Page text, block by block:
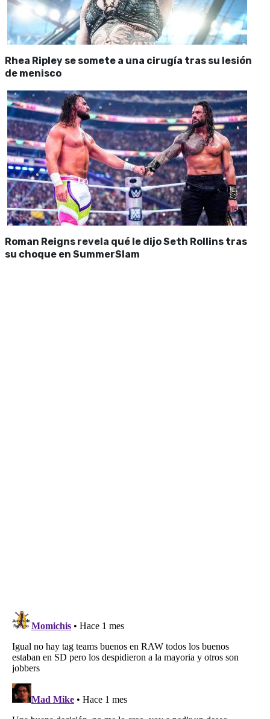
Rhea Ripley se somete a una cirugía tras su lesión
de menisco
Roman Reigns revela qué le dijo Seth Rollins tras
su choque en SummerSlam